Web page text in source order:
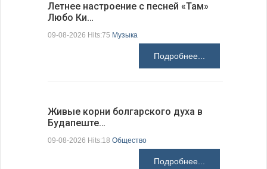
Летнее настроение с песней «Там»
Любо Ки…
09-08-2026 Hits:75 Музыка
Подробнее...
Живые корни болгарского духа в
Будапеште…
09-08-2026 Hits:18 Общество
Подробнее...